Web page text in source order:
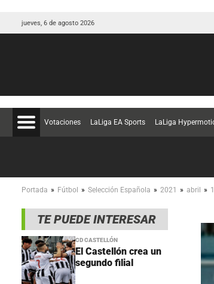
jueves, 6 de agosto 2026
Votaciones LaLiga EA Sports LaLiga
Portada » Fútbol » Selección Española » 2021 » abril » 1
TE PUEDE INTERESAR
CD CASTELLÓN
El Castellón crea un
segundo filial